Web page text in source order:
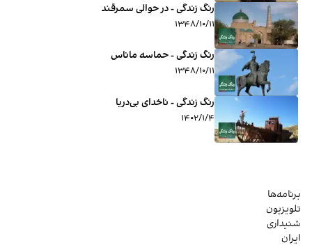
رنگ زندگی - در حوالی سمرقند
۱۳۴۸/۱۰/۱۱
رنگ زندگی - حماسه ماناس
۱۳۴۸/۱۰/۱۱
رنگ زندگی - ناخدای بی‌دریا
۱۴۰۲/۱/۴
برنامه‌ها
تلویزیون
شنیداری
ایران